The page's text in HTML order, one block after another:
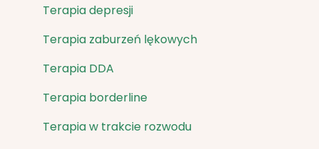
Terapia depresji
Terapia zaburzeń lękowych
Terapia DDA
Terapia borderline
Terapia w trakcie rozwodu